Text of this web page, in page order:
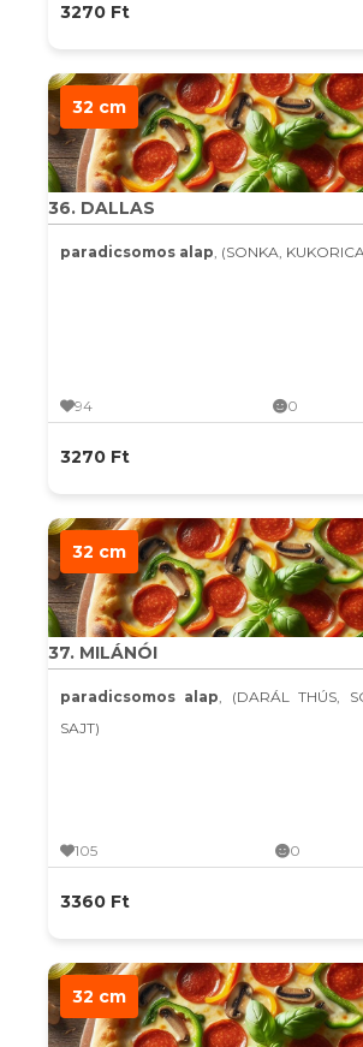
3270 Ft
32 cm
36. DALLAS
paradicsomos alap, (SONKA,
94 0
3270 Ft
32 cm
37. MILÁNÓI
paradicsomos alap, (DARÁL THÚS,
SAJT)
105 0
3360 Ft
32 cm